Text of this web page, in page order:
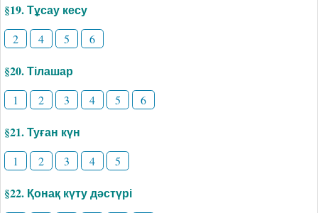
§19. Тұсау кесу
2 4 5 6
§20. Тілашар
1 2 3 4 5 6
§21. Туған күн
1 2 3 4 5
§22. Қонақ күту дәстүрі